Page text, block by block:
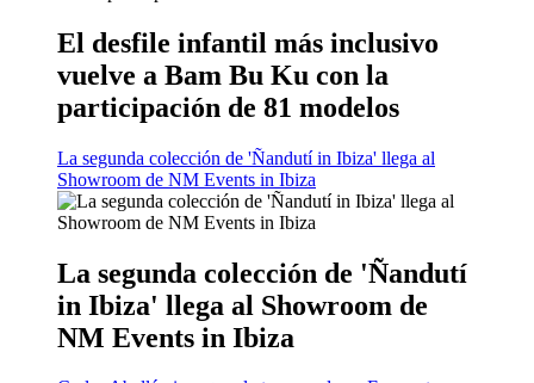
El desfile infantil más inclusivo
vuelve a Bam Bu Ku con la
participación de 81 modelos
La segunda colección de 'Ñandutí in Ibiza' llega al
Showroom de NM Events in Ibiza
La segunda colección de 'Ñandutí
in Ibiza' llega al Showroom de
NM Events in Ibiza